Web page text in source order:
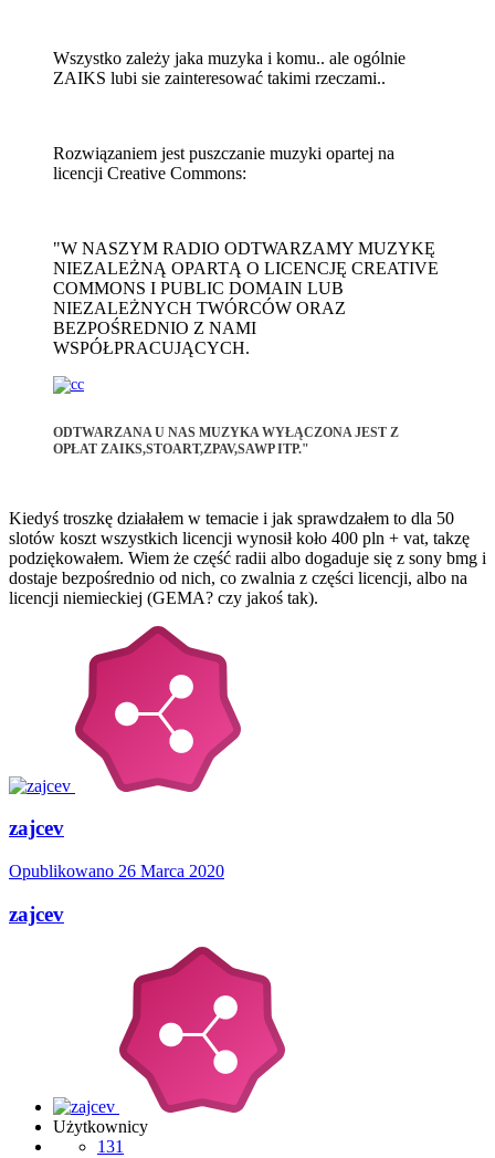
Wszystko zależy jaka muzyka i komu.. ale ogólnie
ZAIKS lubi sie zainteresować takimi rzeczami..
Rozwiązaniem jest puszczanie muzyki opartej na
licencji Creative Commons:
"W NASZYM RADIO ODTWARZAMY MUZYKĘ
NIEZALEŻNĄ OPARTĄ O LICENCJĘ CREATIVE
COMMONS I PUBLIC DOMAIN LUB
NIEZALEŻNYCH TWÓRCÓW ORAZ
BEZPOŚREDNIO Z NAMI
WSPÓŁPRACUJĄCYCH.
ODTWARZANA U NAS MUZYKA WYŁĄCZONA JEST Z
OPŁAT ZAIKS,STOART,ZPAV,SAWP ITP."
Kiedyś troszkę działałem w temacie i jak sprawdzałem to dla 50
slotów koszt wszystkich licencji wynosił koło 400 pln + vat, takzę
podziękowałem. Wiem że część radii albo dogaduje się z sony bmg i
dostaje bezpośrednio od nich, co zwalnia z części licencji, albo na
licencji niemieckiej (GEMA? czy jakoś tak).
zajcev
Opublikowano 26 Marca 2020
zajcev
Użytkownicy
131